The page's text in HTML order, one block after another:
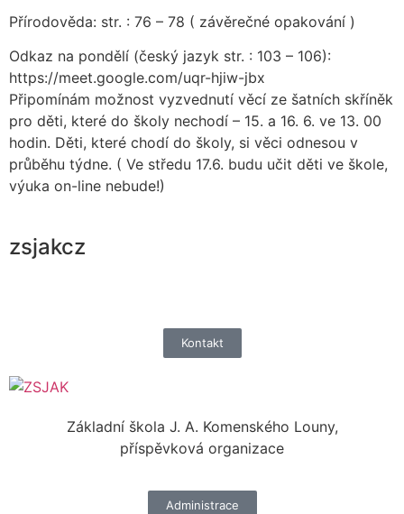
Přírodověda: str. : 76 – 78 ( závěrečné opakování )
Odkaz na pondělí (český jazyk str. : 103 – 106):
https://meet.google.com/uqr-hjiw-jbx
Připomínám možnost vyzvednutí věcí ze šatních skříněk
pro děti, které do školy nechodí – 15. a 16. 6. ve 13. 00
hodin. Děti, které chodí do školy, si věci odnesou v
průběhu týdne. ( Ve středu 17.6. budu učit děti ve škole,
výuka on-line nebude!)
zsjakcz
Kontakt
Základní škola J. A. Komenského Louny,
příspěvková organizace
Administrace